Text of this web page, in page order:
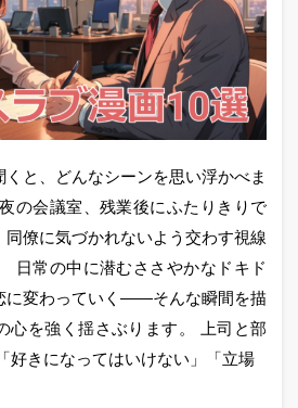
くと、どんなシーンを思い浮かべま
の会議室、残業後にふたりきりで
僚に気づかれないよう交わす視線
日常の中に潜むささやかなドキド
に変わっていく――そんな瞬間を描
心を強く揺さぶります。 上司と部
好きになってはいけない」「立場